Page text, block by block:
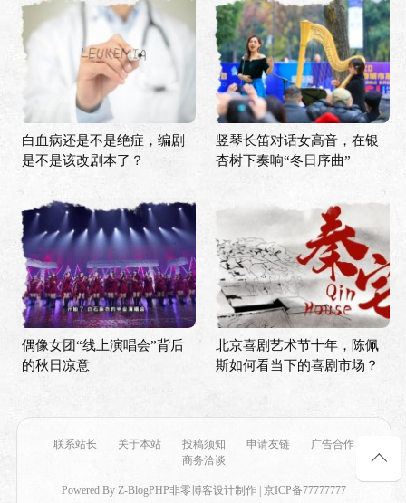
白血病还是不是绝症，编剧
是不是该改剧本了？
竖琴长笛对话女高音，在银
杏树下奏响“冬日序曲”
偶像女团“线上演唱会”背后
的秋日凉意
北京喜剧艺术节十年，陈佩
斯如何看当下的喜剧市场？
联系站长 关于本站 投稿须知 申请友链
广告合作
商务洽谈
Powered By Z-BlogPHP非零博客设计制作 | 京ICP备77777777